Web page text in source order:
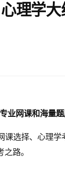
理学
业网课和海量题
课选择、心理学
路。